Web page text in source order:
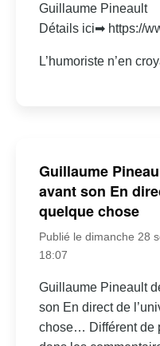
Guillaume Pineault
Détails ici➡ https://
L’humoriste n’en
Guillaume
avant son En
quelque chose
Publié le dimanche 28
18:07
Guillaume Pineault
son En direct de
chose… Différent de